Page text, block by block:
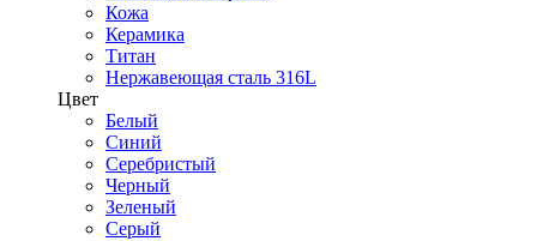
Кожа
Керамика
Титан
Нержавеющая сталь 316L
Цвет
Белый
Синий
Серебристый
Черный
Зеленый
Серый